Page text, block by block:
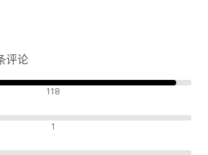
评论
118
1